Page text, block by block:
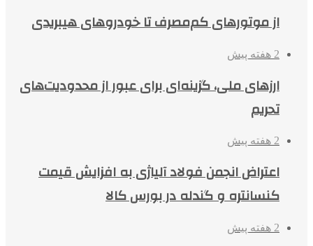
از موتورهای کم‌مصرف تا خودروهای هیبریدی
2 هفته پیش
ارزهای ملی، گزینه‌ای برای عبور از محدودیت‌های
تحریم
2 هفته پیش
اعتراض انجمن فولاد آلیاژی به افزایش قیمت
کنسانتره و گندله در بورس کالا
2 هفته پیش